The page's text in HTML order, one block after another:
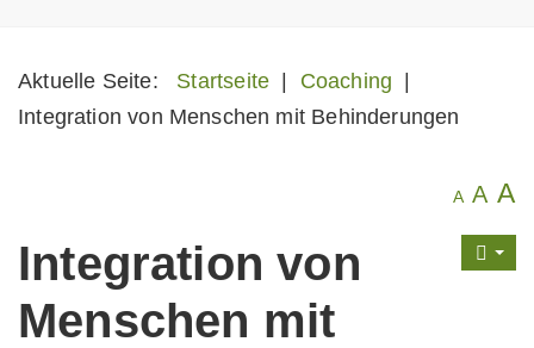
Aktuelle Seite: Startseite Coaching
Integration von Menschen mit Behinderungen
A A A
Integration von
Menschen mit